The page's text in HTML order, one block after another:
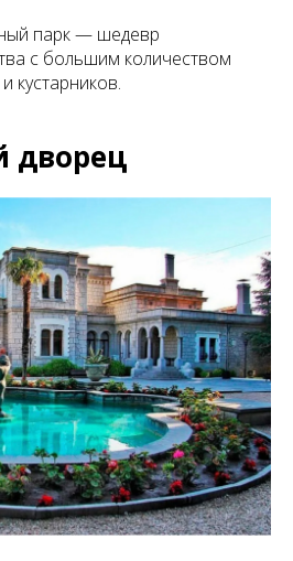
парк — шедевр
с большим количеством
кустарников.
дворец